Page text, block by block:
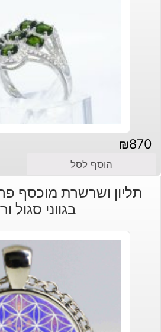
₪870
הוסף לסל
תליון ושרשרת מוכסף
בגווני סגול